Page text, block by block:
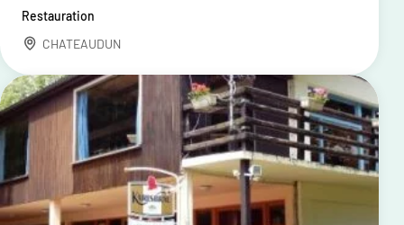
Restauration
CHATEAUDUN